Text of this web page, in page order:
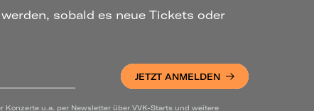
sobald es neue Tickets oder
JETZT ANMELDEN
u.a. per Newsletter über VVK-Starts und weitere